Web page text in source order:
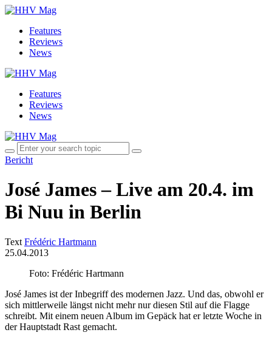
Features
Reviews
News
Features
Reviews
News
Bericht
José James – Live am 20.4. im
Bi Nuu in Berlin
Text Frédéric Hartmann
25.04.2013
Foto: Frédéric Hartmann
José James ist der Inbegriff des modernen Jazz. Und das, obwohl er
sich mittlerweile längst nicht mehr nur diesen Stil auf die Flagge
schreibt. Mit einem neuen Album im Gepäck hat er letzte Woche in
der Hauptstadt Rast gemacht.